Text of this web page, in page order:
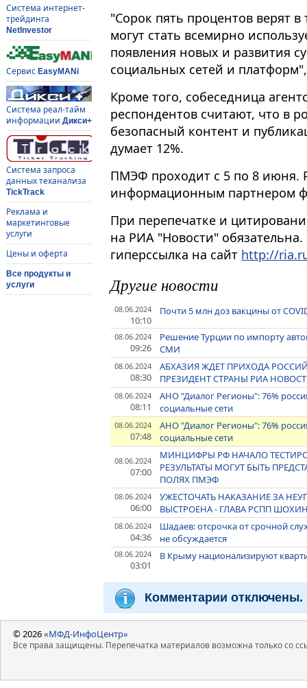
Система интернет-
трейдинга
NetInvestor
Сервис EasyMANi
Система реал-тайм
информации Дикси+
Система запроса
данных теханализа
TickTrack
Реклама и
маркетинговые
услуги
Цены и оферта
Все продукты и
услуги
"Сорок пять процентов верят
могут стать всемирно
появления новых и развития
социальных сетей и
Кроме того, собеседница
респондентов считают, что в
безопасный контент и
думает 12%.
ПМЭФ проходит с 5 по 8 июня.
информационным партнером
При перепечатке и
на РИА "Новости"
гиперссылка на сайт http://
Другие новости
08.06.2024
10:10
Почти 5 млн доз вакцины от
08.06.2024
09:26
Решение Турции по импорту
СМИ
08.06.2024
08:30
АБХАЗИЯ ЖДЕТ ПРИХОДА
ПРЕЗИДЕНТ СТРАНЫ РИА
08.06.2024
08:11
АНО "Диалог Регионы": 76%
социальные сети
08.06.2024
07:48
АНО "Диалог Регионы": 76%
социальные сети
08.06.2024
07:00
МИНЦИФРЫ РФ НАЧАЛО
РЕЗУЛЬТАТЫ МОГУТ БЫТЬ
ПОЛЯХ ПМЭФ
08.06.2024
06:00
УЖЕСТОЧАТЬ НАКАЗАНИЕ ЗА
ВЫСТРОЕНА - ГЛАВА РСПП
08.06.2024
04:36
Шадаев: отсрочка от срочной
не обсуждается
08.06.2024
03:01
В Крыму национализируют
Комментарии отключены.
© 2026«МФД-ИнфоЦентр»
Все права защищены. Перепечатка материалов возможна только со